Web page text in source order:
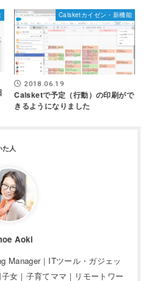
Calsketカイゼン・新機能
2018.06.19
Calsketで予定（行動）の印刷がで
きるようになりました
Aoki
Manager｜ITツール・ガジェッ
女｜子育てママ｜リモートワー